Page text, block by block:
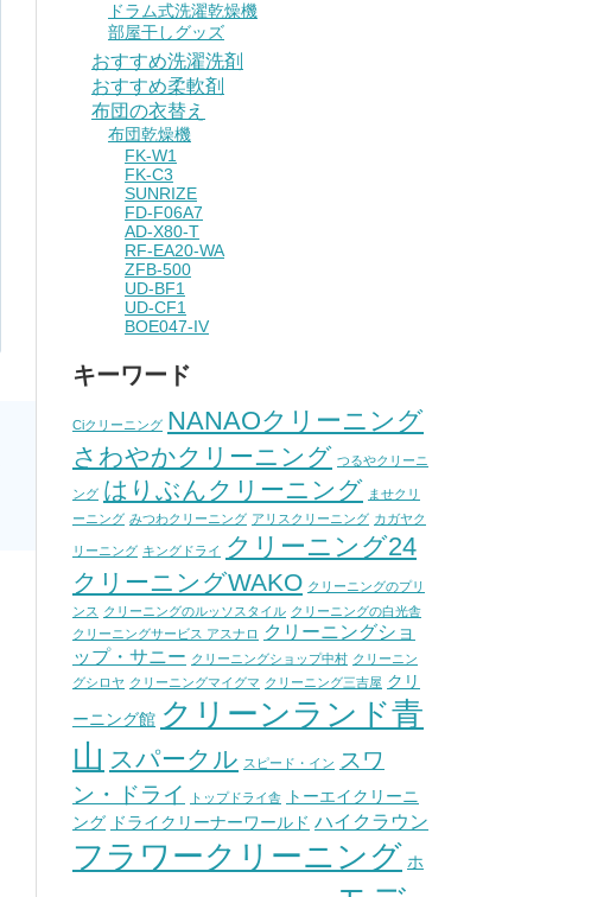
ドラム式洗濯乾燥機
部屋干しグッズ
おすすめ洗濯洗剤
おすすめ柔軟剤
布団の衣替え
布団乾燥機
FK-W1
FK-C3
SUNRIZE
FD-F06A7
AD-X80-T
RF-EA20-WA
ZFB-500
UD-BF1
UD-CF1
BOE047-IV
キーワード
Ciクリーニング NANAOクリーニング
さわやかクリーニング つるやクリーニ
ング はりぶんクリーニング ませクリ
ーニング みつわクリーニング アリスクリーニング カガヤク
リーニング キングドライ クリーニング24
クリーニングWAKO クリーニングのプリ
ンス クリーニングのルッソスタイル クリーニングの白光舎
クリーニングサービス アスナロ
クリーニングショ
ップ・サニー クリーニングショップ中村 クリーニン
グシロヤ クリーニングマイグマ クリーニング三吉屋 クリ
ーニング館 クリーンランド青
山 スパークル スピード・イン スワ
ン・ドライ
トップドライ舎
トーエイクリーニ
ング ドライクリーナーワールド ハイクラウン
フラワークリーニング ホ